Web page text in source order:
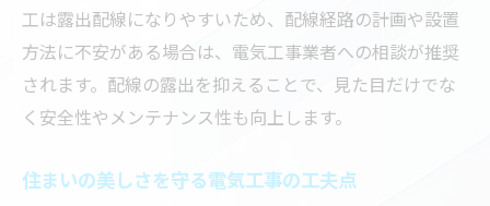
工は露出配線になりやすいため、配線経路の計画や設置
方法に不安がある場合は、電気工事業者への相談が推奨
されます。配線の露出を抑えることで、見た目だけでな
く安全性やメンテナンス性も向上します。
住まいの美しさを守る電気工事の工夫点